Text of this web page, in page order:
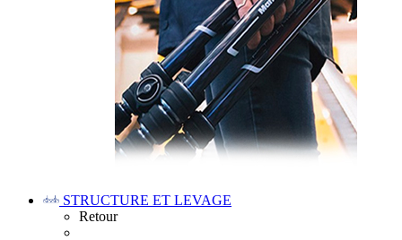
STRUCTURE ET LEVAGE
Retour